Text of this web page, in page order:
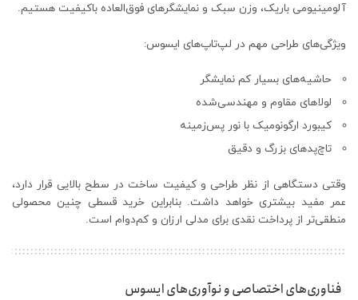
آلومینیومی باریک، وزن سبک و نمایشگرهای فوق‌العاده باکیفیت هستیم.
ویژگی‌های طراحی مهم در لپ‌تاپ‌های ایسوس:
حاشیه‌های بسیار کم نمایشگر
لولاهای مقاوم و مهندسی‌شده
کیبورد ارگونومیک با نور پس‌زمینه
تاچ‌پدهای بزرگ و دقیق
وقتی دستگاهی از نظر طراحی و کیفیت ساخت در سطح بالایی قرار دارد،
عمر مفید بیشتری خواهد داشت. بنابراین خرید قسطی چنین محصولی
منطقی‌تر از پرداخت نقدی برای مدلی ارزان و کم‌دوام است.
فناوری‌های اختصاصی و نوآوری‌های ایسوس